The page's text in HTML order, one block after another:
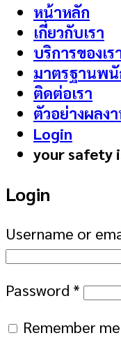
หน้าหลัก
เกี่ยวกับเรา
บริการของเร
มาตรฐานพนั
ติดต่อเรา
ตัวอย่างผลง
Login
your safety
Login
Username or
Password *
Remember me